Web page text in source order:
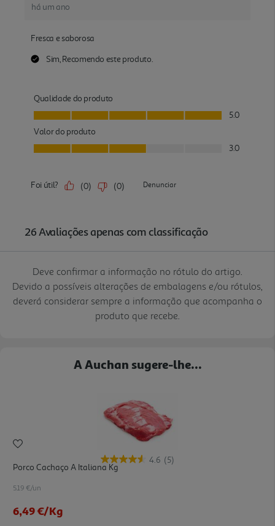
Deve confirmar a informação no rótulo do artigo.
Devido a possíveis alterações de embalagens e/ou rótulos,
deverá considerar sempre a informação que acompanha o
produto que recebe.
A Auchan sugere-lhe...
4.6 (5)
Porco Cachaço A Italiana Kg
5.19 €/un
6,49 €/Kg